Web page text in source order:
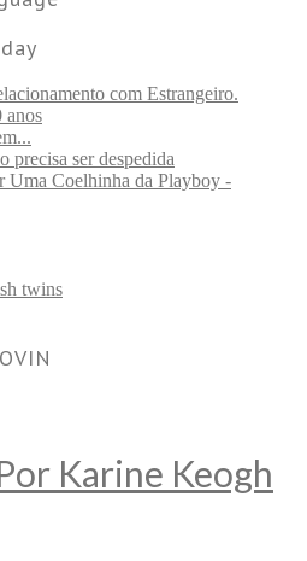
com Estrangeiro.
anos
precisa ser despedida
Uma Coelhinha da Playboy -
twins
Karine Keogh